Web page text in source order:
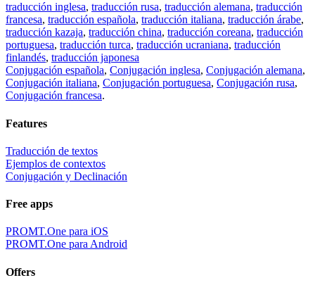
traducción inglesa, traducción rusa, traducción alemana, traducción
francesa, traducción española, traducción italiana, traducción árabe,
traducción kazaja, traducción china, traducción coreana, traducción
portuguesa, traducción turca, traducción ucraniana, traducción
finlandés, traducción japonesa
Conjugación española, Conjugación inglesa, Conjugación alemana,
Conjugación italiana, Conjugación portuguesa, Conjugación rusa,
Conjugación francesa.
Features
Traducción de textos
Ejemplos de contextos
Conjugación y Declinación
Free apps
PROMT.One para iOS
PROMT.One para Android
Offers